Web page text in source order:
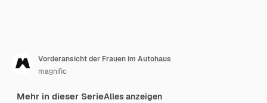
Vorderansicht der Frauen im Autohaus
magnific
Mehr in dieser SerieAlles anzeigen